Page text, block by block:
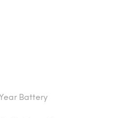
Battery